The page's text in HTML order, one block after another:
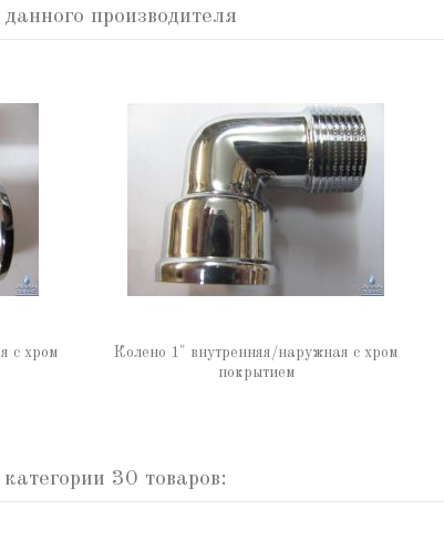
производителя
с хром
Колено 1" внутренняя/наружная с хром
покрытием
30 товаров: